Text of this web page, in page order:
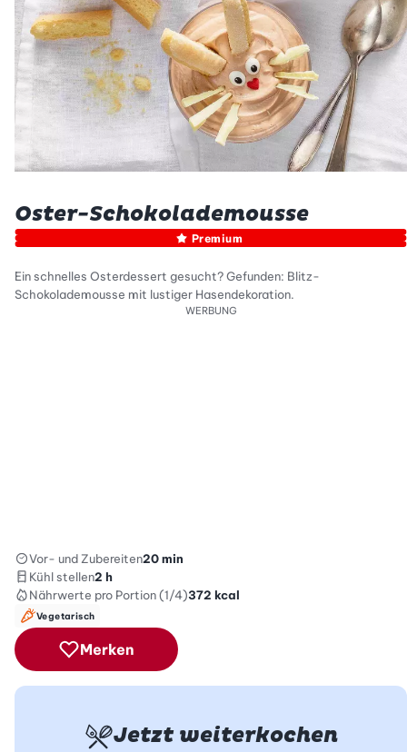
Oster-Schokolademousse
Premium
Ein schnelles Osterdessert gesucht? Gefunden: Blitz-
Schokolademousse mit lustiger Hasendekoration.
WERBUNG
Vor- und Zubereiten20 min
Kühl stellen2 h
Nährwerte pro Portion (1/4)372 kcal
Vegetarisch
Merken
Jetzt weiterkochen